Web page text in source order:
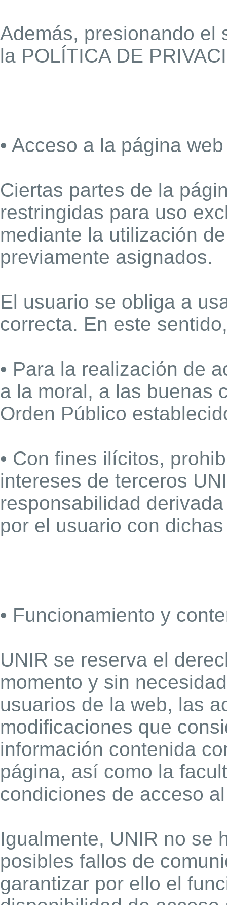
Además, presionando el
la POLÍTICA DE
• Acceso a la página web
Ciertas partes de la
restringidas para uso
mediante la utilización
previamente asignados.
El usuario se obliga a
correcta. En este
• Para la realización de
a la moral, a las buenas
Orden Público
• Con fines ilícitos,
intereses de terceros
responsabilidad
por el usuario con
• Funcionamiento y
UNIR se reserva el
momento y sin
usuarios de la web, las
modificaciones que
información contenida
página, así como la
condiciones de acceso
Igualmente, UNIR no se
posibles fallos de
garantizar por ello el